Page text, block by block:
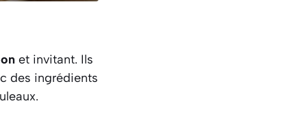
et invitant. Ils
des ingrédients